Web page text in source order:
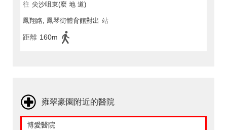
往 尖沙咀東(麼 地 道)
鳳翔路, 鳳琴街體育館對出 站
距離 160m
雍翠豪園附近的醫院
博愛醫院